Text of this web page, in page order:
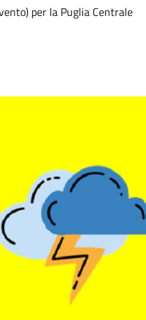
per la Puglia Centrale